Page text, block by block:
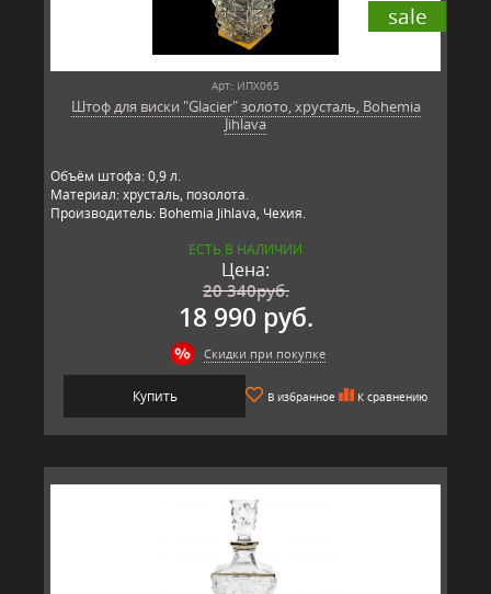
sale
Арт: ИПХ065
Штоф для виски "Glacier" золото, хрусталь, Bohemia
Jihlava
Объём штофа: 0,9 л.
Материал: хрусталь, позолота.
Производитель: Bohemia Jihlava, Чехия.
ЕСТЬ В НАЛИЧИИ
Цена:
20 340руб.
18 990 руб.
Скидки при покупке
Купить В избранное К сравнению